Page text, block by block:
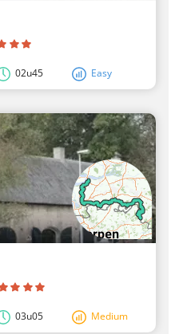
02u45 Easy
03u05 Medium